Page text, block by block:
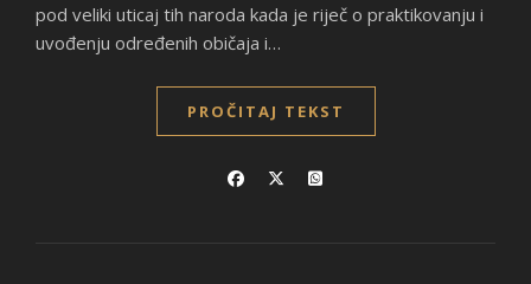
pod veliki uticaj tih naroda kada je riječ o praktikovanju i
uvođenju određenih običaja i…
PROČITAJ TEKST